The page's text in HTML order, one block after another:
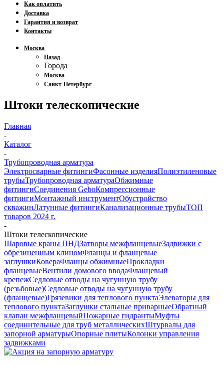
Как оплатить
Доставка
Гарантия и возврат
Контакты
Москва
Назад
Города
Москва
Санкт-Петербург
Штоки телескопические
Главная
-
Каталог
-
Трубопроводная арматура
Электросварные фитингиФасонные изделияПолиэтиленовые
трубыТрубопроводная арматураОбжимные
фитингиСоединения GeboКомпрессионные
фитингиМонтажный инструментОбустройство
скважинЛатунные фитингиКанализационные трубыТОП
товаров 2024 г.
-
Штоки телескопические
Шаровые краны ПНДЗатворы межфланцевыеЗадвижки с
обрезиненным клиномФланцы и фланцевые
заглушкиКовераФланцы обжимныеПрокладки
фланцевыеВентили домового вводаФланцевый
крепежСедловые отводы на чугунную трубу
(резьбовые)Седловые отводы на чугунную трубу
(фланцевые)Грязевики для теплового пунктаЭлеваторы для
теплового пунктаЗаглушки стальные приварныеОбратный
клапан межфланцевыйПожарные гидрантыМуфты
соединительные для труб металлическихШтурвалы для
запорной арматурыОпорные плитыКолонки управления
задвижками